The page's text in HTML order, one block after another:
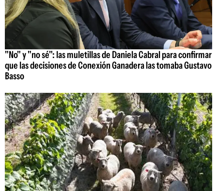
"No" y "no sé": las muletillas de Daniela Cabral para confirmar
que las decisiones de Conexión Ganadera las tomaba Gustavo
Basso